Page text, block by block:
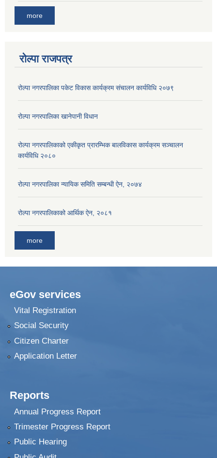
more
रोल्पा राजपत्र
रोल्पा नगरपालिका पकेट विकास कार्यक्रम संचालन कार्यविधि २०७९
रोल्पा नगरपालिका खानेपानी विधान
रोल्पा नगरपालिकाको एकीकृत प्रारम्भिक बालविकास कार्यक्रम सञ्चालन
कार्यविधि २०८०
रोल्पा नगरपालिका न्यायिक समिति सम्बन्धी ऐन, २०७४
रोल्पा नगरपालिकाको आर्थिक ऐन, २०८१
more
eGov services
Vital Registration
Social Security
Citizen Charter
Application Letter
Reports
Annual Progress Report
Trimester Progress Report
Public Hearing